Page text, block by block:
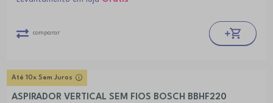
comparar
Até 10x Sem Juros
ASPIRADOR VERTICAL SEM FIOS BOSCH BBHF220